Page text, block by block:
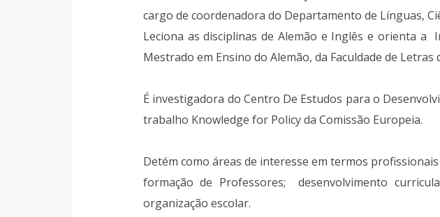
cargo de coordenadora do Departamento de Línguas,
Leciona as disciplinas de Alemão e Inglês e orienta a
Mestrado em Ensino do Alemão, da Faculdade de Letras
É investigadora do Centro De Estudos para o
trabalho Knowledge for Policy da Comissão Europeia.
Detém como áreas de interesse em termos
formação de Professores; desenvolvimento
organização escolar.